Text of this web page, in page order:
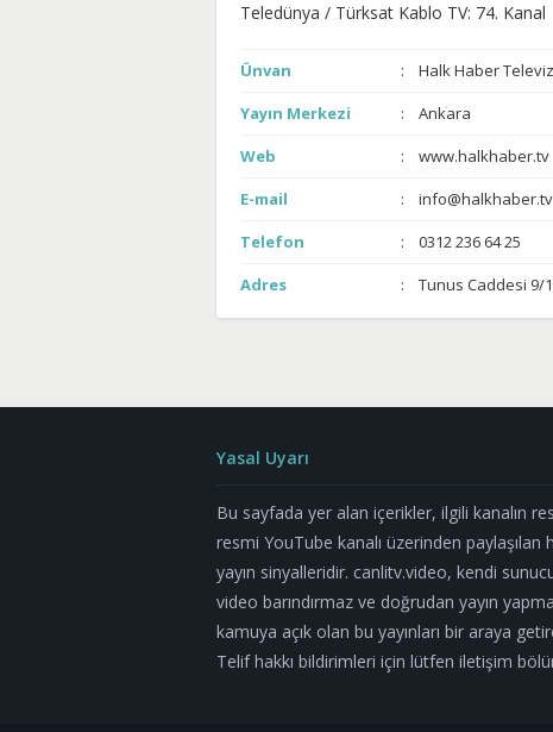
Teledünya / Türksat Kablo TV: 74. Kanal
Ünvan
Halk Haber
Yayın Merkezi
Ankara
Web
www.halkhaber.tv
E-mail
info@halkhaber.tv
Telefon
0312 236 64 25
Adres
Tunus Caddesi 9/
Yasal Uyarı
Bu sayfada yer alan içerikler, ilgili kanalın
resmi YouTube kanalı üzerinden paylaşılan
yayın sinyalleridir. canlitv.video, kendi
video barındırmaz ve doğrudan yayın
kamuya açık olan bu yayınları bir araya
Telif hakkı bildirimleri için lütfen iletişim